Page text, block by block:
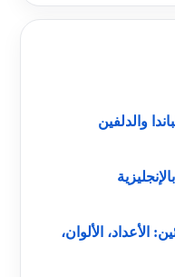
والدلفين
الأعداد، الألوان،